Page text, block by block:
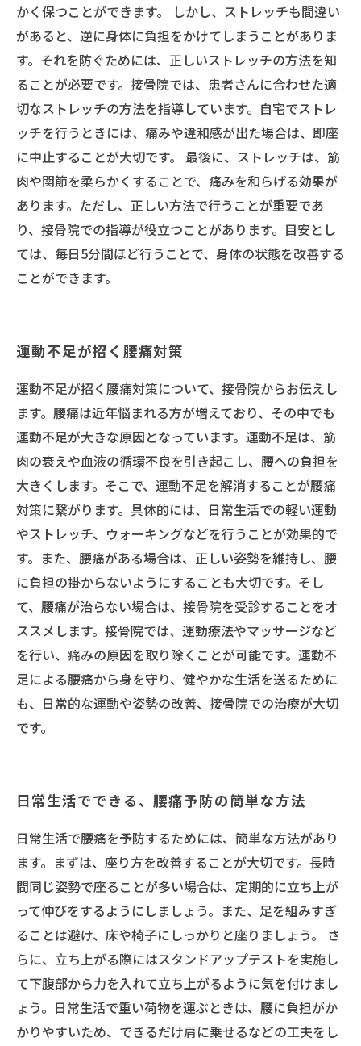
かく保つことができます。 しかし、ストレッチも間違い
があると、逆に身体に負担をかけてしまうことがありま
す。それを防ぐためには、正しいストレッチの方法を知
ることが必要です。接骨院では、患者さんに合わせた適
切なストレッチの方法を指導しています。自宅でストレ
ッチを行うときには、痛みや違和感が出た場合は、即座
に中止することが大切です。 最後に、ストレッチは、筋
肉や関節を柔らかくすることで、痛みを和らげる効果が
あります。ただし、正しい方法で行うことが重要であ
り、接骨院での指導が役立つことがあります。目安とし
ては、毎日5分間ほど行うことで、身体の状態を改善する
ことができます。
運動不足が招く腰痛対策
運動不足が招く腰痛対策について、接骨院からお伝えし
ます。腰痛は近年悩まれる方が増えており、その中でも
運動不足が大きな原因となっています。運動不足は、筋
肉の衰えや血液の循環不良を引き起こし、腰への負担を
大きくします。そこで、運動不足を解消することが腰痛
対策に繋がります。具体的には、日常生活での軽い運動
やストレッチ、ウォーキングなどを行うことが効果的で
す。また、腰痛がある場合は、正しい姿勢を維持し、腰
に負担の掛からないようにすることも大切です。そし
て、腰痛が治らない場合は、接骨院を受診することをオ
ススメします。接骨院では、運動療法やマッサージなど
を行い、痛みの原因を取り除くことが可能です。運動不
足による腰痛から身を守り、健やかな生活を送るために
も、日常的な運動や姿勢の改善、接骨院での治療が大切
です。
日常生活でできる、腰痛予防の簡単な方法
日常生活で腰痛を予防するためには、簡単な方法があり
ます。まずは、座り方を改善することが大切です。長時
間同じ姿勢で座ることが多い場合は、定期的に立ち上が
って伸びをするようにしましょう。また、足を組みすぎ
ることは避け、床や椅子にしっかりと座りましょう。 さ
らに、立ち上がる際にはスタンドアップテストを実施し
て下腹部から力を入れて立ち上がるように気を付けまし
ょう。日常生活で重い荷物を運ぶときは、腰に負担がか
かりやすいため、できるだけ肩に乗せるなどの工夫をし